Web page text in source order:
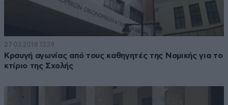
27·03·2018 13:39
Κραυγή αγωνίας από τους καθηγητές της Νομικής για το
κτίριο της Σχολής